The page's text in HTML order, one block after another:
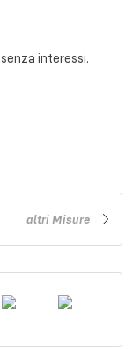
senza interessi.
altriMisure